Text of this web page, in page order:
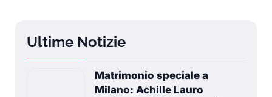
Ultime Notizie
Matrimonio speciale a
Milano: Achille Lauro